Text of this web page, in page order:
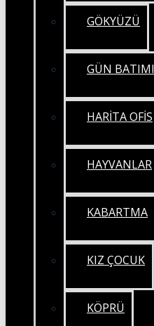
GÖKYÜZÜ
GÜN BATIMI
HARİTA OFİS
HAYVANLAR
KABARTMA
KIZ ÇOCUK
KÖPRÜ